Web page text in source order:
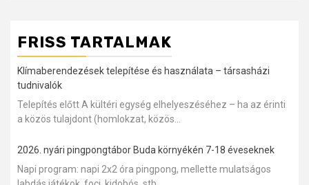
FRISS TARTALMAK
Klímaberendezések telepítése és használata – társasházi
tudnivalók
Telepítés előtt A kültéri egység elhelyeszéséhez – ha az érinti
a közös tulajdont (homlokzat, közös...
2026. nyári pingpongtábor Buda környékén 7-18 éveseknek
Napi program: napi 2x2 óra pingpong, mellette mulatságos